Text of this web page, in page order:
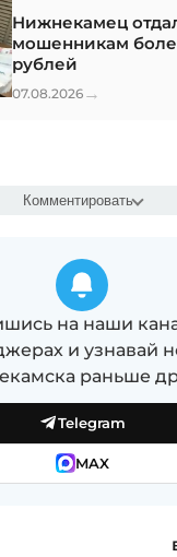
Нижнекамец
мошенникам
рублей
07.08.2026 →
Комментировать
на наши
и узнавай
раньше
Telegram
MAX